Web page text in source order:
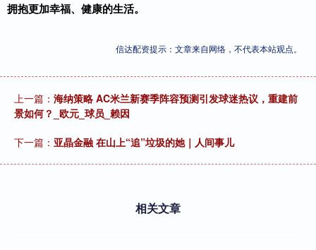
拥抱更加幸福、健康的生活。
信达配资提示：文章来自网络，不代表本站观点。
上一篇： 海纳策略 AC米兰新赛季阵容预测引发球迷热议，重建前
景如何？_欧元_球员_赖因
下一篇： 亚晶金融 在山上“追”垃圾的她｜人间事儿
相关文章